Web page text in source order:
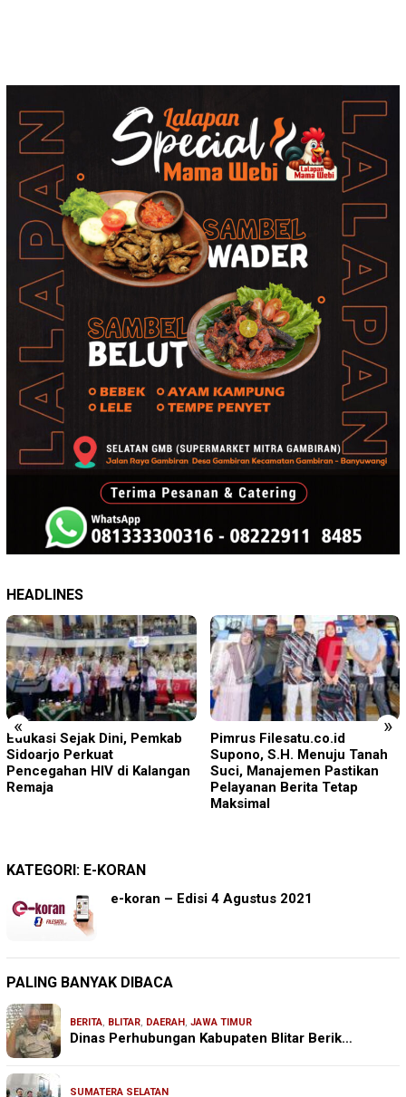
HEADLINES
« »
Pimrus Filesatu.co.id
Supono, S.H. Menuju Tanah
Suci, Manajemen Pastikan
Pelayanan Berita Tetap
Torehan Gemilang PT BSI: 25
Juta Jam Kerja Bebas LTI
KATEGORI: E-KORAN
e-koran – Edisi 4 Agustus 2021
PALING BANYAK DIBACA
BERITA, BLITAR, DAERAH , JAWA TIMUR
Dinas Perhubungan Kabupaten Blitar Berik…
SUMATERA SELATAN